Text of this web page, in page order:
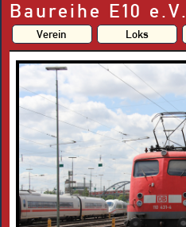
Baureihe E10 e.V.
Verein Loks